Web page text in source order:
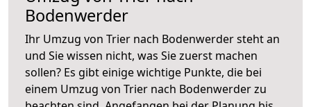
Bodenwerder
Ihr Umzug von Trier nach Bodenwerder steht an
und Sie wissen nicht, was Sie zuerst machen
sollen? Es gibt einige wichtige Punkte, die bei
einem Umzug von Trier nach Bodenwerder zu